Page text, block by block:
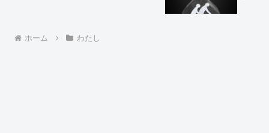
ホーム わたし